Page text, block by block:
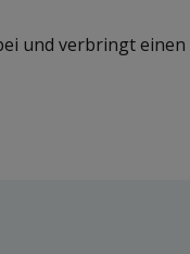
und verbringt